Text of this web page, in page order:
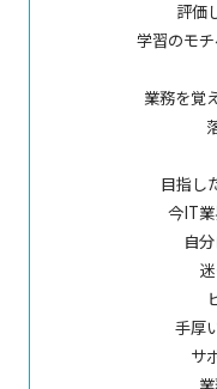
評価
学習のモチ
業務を覚
目指し
今IT業
自
手厚
サ